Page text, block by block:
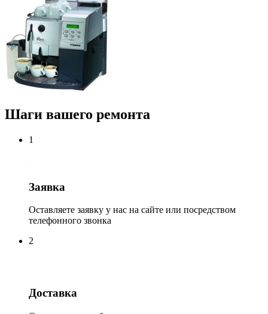
Шаги вашего ремонта
1
Заявка
Оставляете заявку у нас на сайте или посредством
телефонного звонка
2
Доставка